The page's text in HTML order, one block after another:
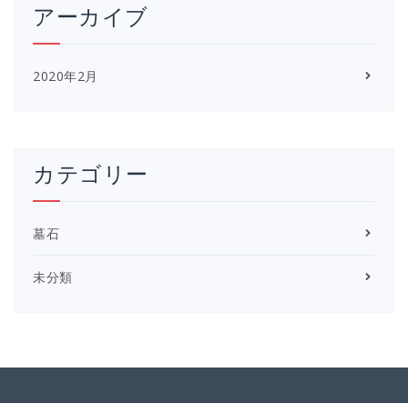
アーカイブ
2020年2月
カテゴリー
墓石
未分類